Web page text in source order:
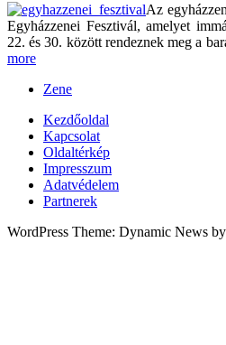
Az
Egyházzenei Fesztivál, amelyet
22. és 30. között rendeznek meg a
more
Zene
Kezdőoldal
Kapcsolat
Oldaltérkép
Impresszum
Adatvédelem
Partnerek
WordPress Theme: Dynamic News